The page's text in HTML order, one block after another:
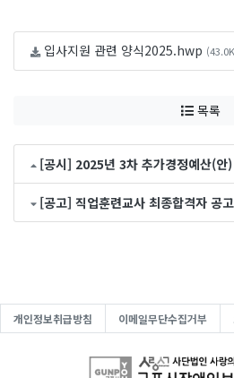
입사지원 관련 양식2025.hwp
목록
[공시] 2025년 3차 추가경정예산(안
[공고] 직업훈련교사 최종합격자 공고
개인정보취급방침 이메일무단수집거부